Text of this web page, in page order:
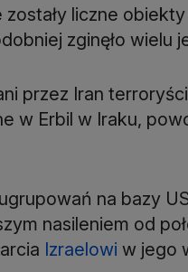
zostały liczne obiekty
zginęło wielu
przez Iran
w Erbil w Iraku,
na bazy
nasileniem od
Izraelowi w jego